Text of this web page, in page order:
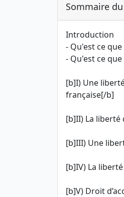
Sommaire
Introduction
- Qu'est ce
- Qu'est ce
[b]I) Une
française[/b]
[b]II) La liberté
[b]III) Une
[b]IV) La
[b]V) Droit